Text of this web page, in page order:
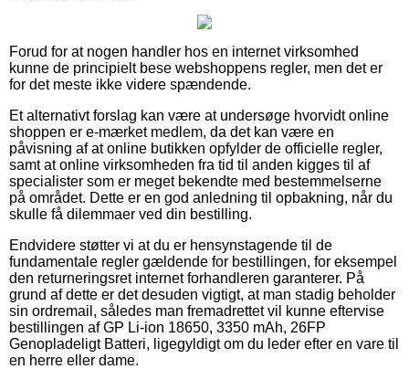
Forud for at nogen handler hos en internet virksomhed
kunne de principielt bese webshoppens regler, men det er
for det meste ikke videre spændende.
Et alternativt forslag kan være at undersøge hvorvidt online
shoppen er e-mærket medlem, da det kan være en
påvisning af at online butikken opfylder de officielle regler,
samt at online virksomheden fra tid til anden kigges til af
specialister som er meget bekendte med bestemmelserne
på området. Dette er en god anledning til opbakning, når du
skulle få dilemmaer ved din bestilling.
Endvidere støtter vi at du er hensynstagende til de
fundamentale regler gældende for bestillingen, for eksempel
den returneringsret internet forhandleren garanterer. På
grund af dette er det desuden vigtigt, at man stadig beholder
sin ordremail, således man fremadrettet vil kunne eftervise
bestillingen af GP Li-ion 18650, 3350 mAh, 26FP
Genopladeligt Batteri, ligegyldigt om du leder efter en vare til
en herre eller dame.